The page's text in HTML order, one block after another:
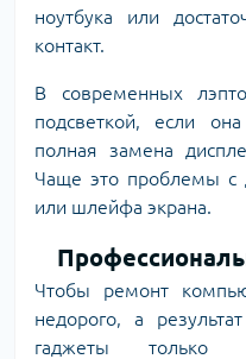
ноутбука или
контакт.
В современных
подсветкой, если
полная замена
Чаще это проблемы с
или шлейфа экрана.
Чтобы ремонт
недорого, а
гаджеты только